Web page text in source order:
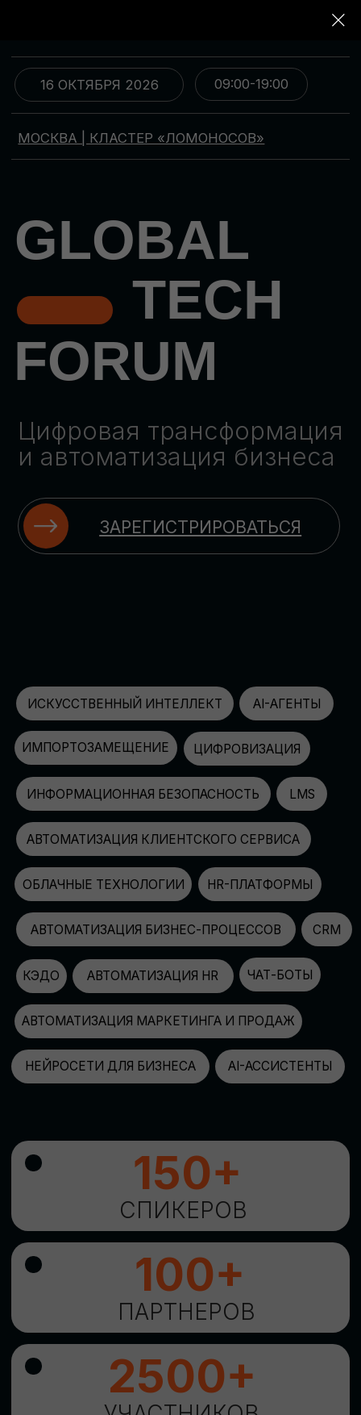
МОСКВА | КЛАСТЕР «ЛОМОНОСОВ»
GLOBAL
TECH
FORUM
Цифровая трансформация
и автоматизация бизнеса
ЗАРЕГИСТРИРОВАТЬСЯ
09:00-19:00
16 ОКТЯБРЯ 2026
ИСКУССТВЕННЫЙ ИНТЕЛЛЕКТ
НЕЙРОСЕТИ ДЛЯ БИЗНЕСА
КЭДО
ЦИФРОВИЗАЦИЯ
АВТОМАТИЗАЦИЯ HR
АВТОМАТИЗАЦИЯ МАРКЕТИНГА И ПРОДАЖ
AI-АССИСТЕНТЫ
ЧАТ-БОТЫ
ИМПОРТОЗАМЕЩЕНИЕ
СПИКЕРОВ
150+
ПАРТНЕРОВ
100+
УЧАСТНИКОВ
2500+
GLOBAL TECH FORUM –
ИЗУЧЕНИЯНОВЫХ
ТЕХНОЛОГИЙИ
СТРАТЕГИЧЕСКИХ
ПОДХОДОВ К ЦИФРОВОЙ
ТРАНСФОРМАЦИИ
БИЗНЕСА
ОСТАВИТЬ
ЗАЯВКУ